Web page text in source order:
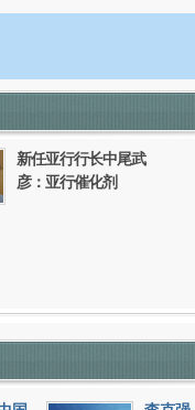
确认即可刊登转载。
新任亚行行长中尾武
彦：亚行催化剂